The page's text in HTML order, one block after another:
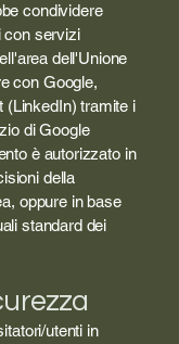
condividere
con servizi
dell'Unione
con Google,
(LinkedIn) tramite i
di Google
è autorizzato in
della
oppure in base
standard dei
utenti in